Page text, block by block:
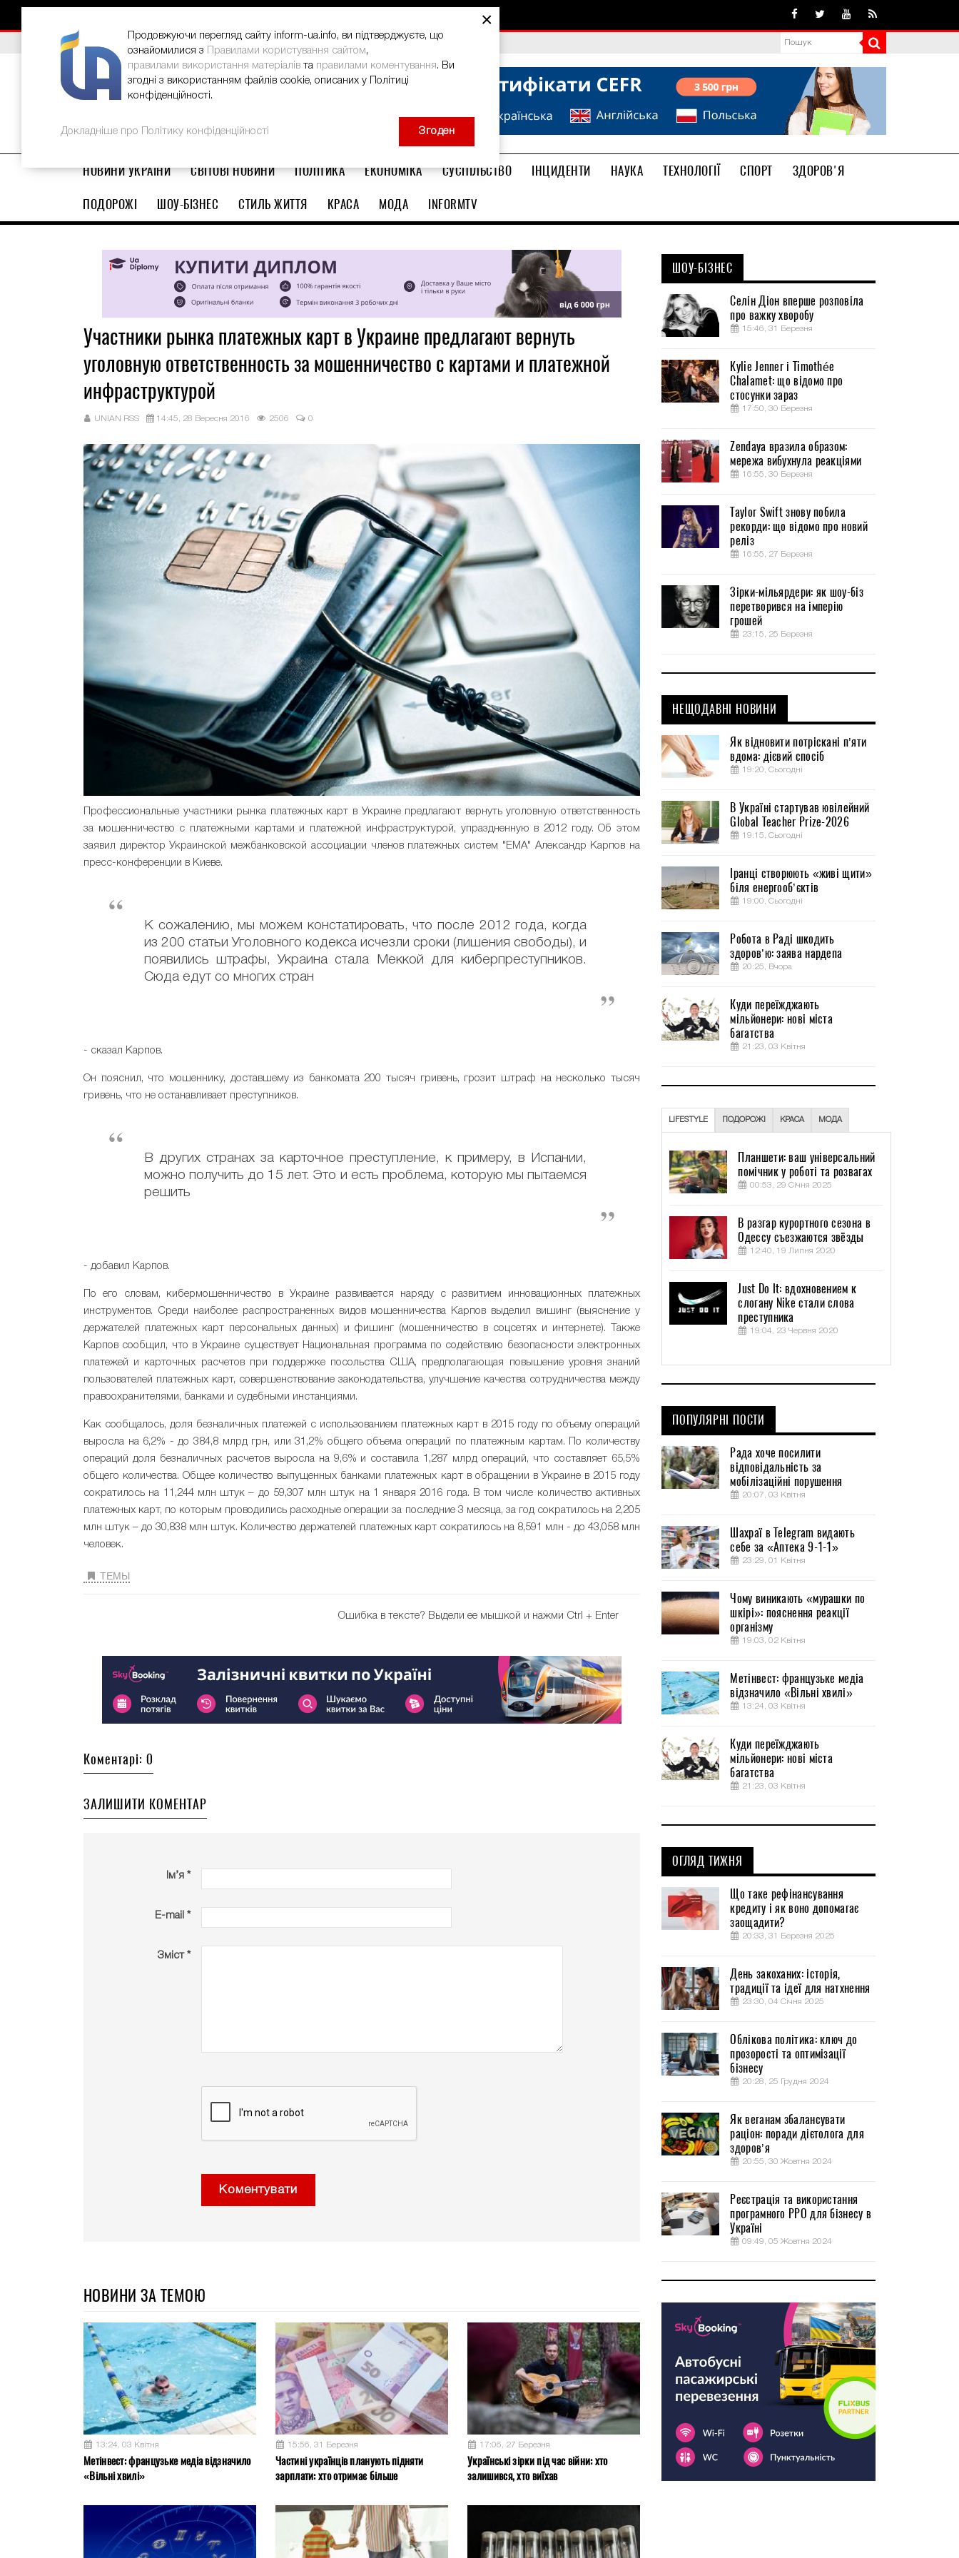
ВИБІР РЕДАКЦІЇ В Україні стартував ювілейний Global Teacher Prize-2026
НОВИНИ УКРАЇНИ СВІТОВІ НОВИНИ ПОЛІТИКА ЕКОНОМІКА СУСПІЛЬСТВО ІНЦИДЕНТИ НАУКА ТЕХНОЛОГІЇ СПОРТ
ЗДОРОВ'Я
ПОДОРОЖІ
ШОУ-БІЗНЕС СТИЛЬ ЖИТТЯ КРАСА МОДА INFORMTV
Участники рынка платежных карт в Украине предлагают вернуть
уголовную ответственность за мошенничество с картами и платежной
инфраструктурой
UNIAN RSS 14:45, 28 Вересня 2016 2506 0
Профессиональные участники рынка платежных карт в Украине предлагают вернуть уголовную ответственность
за мошенничество с платежными картами и платежной инфраструктурой, упраздненную в 2012 году. Об этом
заявил директор Украинской межбанковской ассоциации членов платежных систем "ЕМА" Александр Карпов на
пресс-конференции в Киеве.
К сожалению, мы можем констатировать, что после 2012 года, когда
из 200 статьи Уголовного кодекса исчезли сроки (лишения свободы), и
появились штрафы, Украина стала Меккой для киберпреступников.
Сюда едут со многих стран
- сказал Карпов.
Он пояснил, что мошеннику, доставшему из банкомата 200 тысяч гривень, грозит штраф на несколько тысяч
гривень, что не останавливает преступников.
В других странах за карточное преступление, к примеру, в Испании,
можно получить до 15 лет. Это и есть проблема, которую мы пытаемся
решить
- добавил Карпов.
По его словам, кибермошенничество в Украине развивается наряду с развитием инновационных платежных
инструментов. Среди наиболее распространенных видов мошенничества Карпов выделил вишинг (выяснение у
держателей платежных карт персональных данных) и фишинг (мошенничество в соцсетях и интернете). Также
Карпов сообщил, что в Украине существует Национальная программа по содействию безопасности электронных
платежей и карточных расчетов при поддержке посольства США, предполагающая повышение уровня знаний
пользователей платежных карт, совершенствование законодательства, улучшение качества сотрудничества между
правоохранителями, банками и судебными инстанциями.
Как сообщалось, доля безналичных платежей с использованием платежных карт в 2015 году по объему операций
выросла на 6,2% - до 384,8 млрд грн, или 31,2% общего объема операций по платежным картам. По количеству
операций доля безналичных расчетов выросла на 9,6% и составила 1,287 млрд операций, что составляет 65,5%
общего количества. Общее количество выпущенных банками платежных карт в обращении в Украине в 2015 году
сократилось на 11,244 млн штук – до 59,307 млн штук на 1 января 2016 года. В том числе количество активных
платежных карт, по которым проводились расходные операции за последние 3 месяца, за год сократилось на 2,205
млн штук – до 30,838 млн штук. Количество держателей платежных карт сократилось на 8,591 млн - до 43,058 млн
человек.
ТЕМЫ
Ошибка в тексте? Выдели ее мышкой и нажми Ctrl + Enter
Коментарі: 0
ЗАЛИШИТИ КОМЕНТАР
Ім’я *
E-mail *
Зміст *
Коментувати
НОВИНИ ЗА ТЕМОЮ
13:24, 03 Квітня
Метінвест: французьке медіа відзначило
«Вільні хвилі»
15:56, 31 Березня
Частині українців планують підняти
зарплати: хто отримає більше
17:06, 27 Березня
Українські зірки під час війни: хто
залишився, хто виїхав
ШОУ-БІЗНЕС
Селін Діон вперше розповіла
про важку хворобу
15:46, 31 Березня
Kylie Jenner і Timothée
Chalamet: що відомо про
стосунки зараз
17:50, 30 Березня
Zendaya вразила образом:
мережа вибухнула реакціями
16:55, 30 Березня
Taylor Swift знову побила
рекорди: що відомо про новий
реліз
16:55, 27 Березня
Зірки-мільярдери: як шоу-біз
перетворився на імперію
грошей
23:15, 25 Березня
НЕЩОДАВНІ НОВИНИ
Як відновити потріскані п’яти
вдома: дієвий спосіб
19:20, Сьогодні
В Україні стартував ювілейний
Global Teacher Prize-2026
19:15, Сьогодні
Іранці створюють «живі щити»
біля енергооб’єктів
19:00, Сьогодні
Робота в Раді шкодить
здоров’ю: заява нардепа
20:25, Вчора
Куди переїжджають
мільйонери: нові міста
багатства
21:23, 03 Квітня
LIFESTYLE ПОДОРОЖІ КРАСА МОДА
Планшети: ваш універсальний
помічник у роботі та розвагах
00:53, 29 Січня 2025
В разгар курортного сезона в
Одессу съезжаются звёзды
12:40, 19 Липня 2020
Just Do It: вдохновением к
слогану Nike стали слова
преступника
19:04, 23 Червня 2020
ПОПУЛЯРНІ ПОСТИ
Рада хоче посилити
відповідальність за
мобілізаційні порушення
20:07, 03 Квітня
Шахраї в Telegram видають
себе за «Аптека 9-1-1»
23:29, 01 Квітня
Чому виникають «мурашки по
шкірі»: пояснення реакції
організму
19:03, 02 Квітня
Метінвест: французьке медіа
відзначило «Вільні хвилі»
13:24, 03 Квітня
Куди переїжджають
мільйонери: нові міста
багатства
21:23, 03 Квітня
ОГЛЯД ТИЖНЯ
Що таке рефінансування
кредиту і як воно допомагає
заощадити?
20:33, 31 Березня 2025
День закоханих: історія,
традиції та ідеї для натхнення
23:30, 04 Січня 2025
Облікова політика: ключ до
прозорості та оптимізації
бізнесу
20:28, 25 Грудня 2024
Як веганам збалансувати
раціон: поради дієтолога для
здоров’я
20:55, 30 Жовтня 2024
Реєстрація та використання
програмного РРО для бізнесу в
Україні
09:49, 05 Жовтня 2024
×
Продовжуючи перегляд сайту inform-ua.info, ви підтверджуєте, що
ознайомилися з
Правилами користування сайтом,
правилами використання матеріалів та правилами коментування. Ви
згодні з використанням файлів cookie, описаних у Політиці
конфіденційності.
Докладніше про Політику конфіденційності Згоден